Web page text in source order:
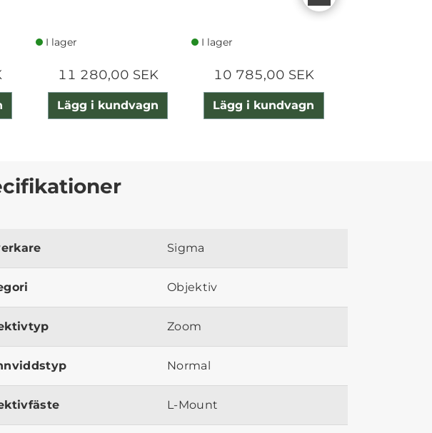
I lager
11 280,00 SEK
Lägg i kundvagn
I lager
10 785,00 SEK
Lägg i kundvagn
Sigma
Objektiv
Zoom
Normal
L-Mount